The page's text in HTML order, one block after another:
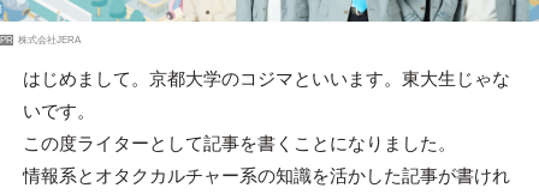
PR 株式会社JERA
はじめまして。京都大学のコジマといいます。東大生じゃな
いです。
この度ライターとして記事を書くことになりました。
情報系とオタクカルチャー系の知識を活かした記事が書けれ